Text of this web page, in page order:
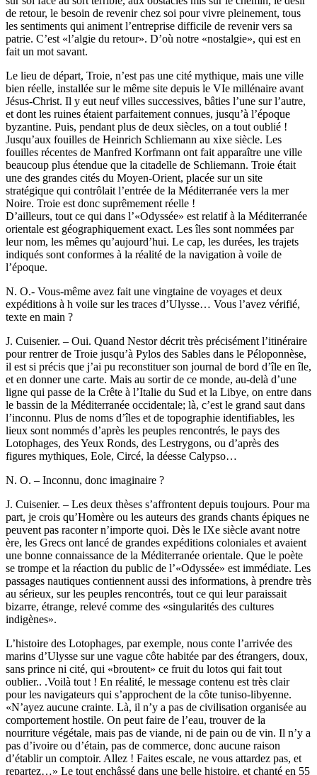
de retour, le besoin de revenir chez soi pour vivre pleinement, tous
les sentiments qui animent l’entreprise difficile de revenir vers sa
patrie. C’est «l’algie du retour». D’où notre «nostalgie», qui est en
fait un mot savant.
Le lieu de départ, Troie, n’est pas une cité mythique, mais une ville
bien réelle, installée sur le même site depuis le VIe millénaire avant
Jésus-Christ. Il y eut neuf villes successives, bâties l’une sur l’autre,
et dont les ruines étaient parfaitement connues, jusqu’à l’époque
byzantine. Puis, pendant plus de deux siècles, on a tout oublié !
Jusqu’aux fouilles de Heinrich Schliemann au xixe siècle. Les
fouilles récentes de Manfred Korfmann ont fait apparaître une ville
beaucoup plus étendue que la citadelle de Schliemann. Troie était
une des grandes cités du Moyen-Orient, placée sur un site
stratégique qui contrôlait l’entrée de la Méditerranée vers la mer
Noire. Troie est donc suprêmement réelle !
D’ailleurs, tout ce qui dans l’«Odyssée» est relatif à la Méditerranée
orientale est géographiquement exact. Les îles sont nommées par
leur nom, les mêmes qu’aujourd’hui. Le cap, les durées, les trajets
indiqués sont conformes à la réalité de la navigation à voile de
l’époque.
N. O.- Vous-même avez fait une vingtaine de voyages et deux
expéditions à h voile sur les traces d’Ulysse… Vous l’avez vérifié,
texte en main ?
J. Cuisenier. – Oui. Quand Nestor décrit très précisément l’itinéraire
pour rentrer de Troie jusqu’à Pylos des Sables dans le Péloponnèse,
il est si précis que j’ai pu reconstituer son journal de bord d’île en île,
et en donner une carte. Mais au sortir de ce monde, au-delà d’une
ligne qui passe de la Crête à l’Italie du Sud et la Libye, on entre dans
le bassin de la Méditerranée occidentale; là, c’est le grand saut dans
l’inconnu. Plus de noms d’îles et de topographie identifiables, les
lieux sont nommés d’après les peuples rencontrés, le pays des
Lotophages, des Yeux Ronds, des Lestrygons, ou d’après des
figures mythiques, Eole, Circé, la déesse Calypso…
N. O. – Inconnu, donc imaginaire ?
J. Cuisenier. – Les deux thèses s’affrontent depuis toujours. Pour ma
part, je crois qu’Homère ou les auteurs des grands chants épiques ne
peuvent pas raconter n’importe quoi. Dès le IXe siècle avant notre
ère, les Grecs ont lancé de grandes expéditions coloniales et avaient
une bonne connaissance de la Méditerranée orientale. Que le poète
se trompe et la réaction du public de l’«Odyssée» est immédiate. Les
passages nautiques contiennent aussi des informations, à prendre très
au sérieux, sur les peuples rencontrés, tout ce qui leur paraissait
bizarre, étrange, relevé comme des «singularités des cultures
indigènes».
L’histoire des Lotophages, par exemple, nous conte l’arrivée des
marins d’Ulysse sur une vague côte habitée par des étrangers, doux,
sans prince ni cité, qui «broutent» ce fruit du lotos qui fait tout
oublier.. .Voilà tout ! En réalité, le message contenu est très clair
pour les navigateurs qui s’approchent de la côte tuniso-libyenne.
«N’ayez aucune crainte. Là, il n’y a pas de civilisation organisée au
comportement hostile. On peut faire de l’eau, trouver de la
nourriture végétale, mais pas de viande, ni de pain ou de vin. Il n’y a
pas d’ivoire ou d’étain, pas de commerce, donc aucune raison
d’établir un comptoir. Allez ! Faites escale, ne vous attardez pas, et
repartez…» Le tout enchâssé dans une belle histoire, et chanté en 55